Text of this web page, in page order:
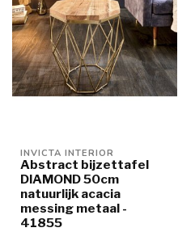
INVICTA INTERIOR
Abstract bijzettafel
DIAMOND 50cm
natuurlijk acacia
messing metaal -
41855